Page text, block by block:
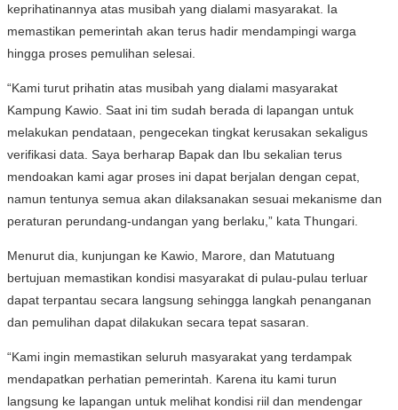
keprihatinannya atas musibah yang dialami masyarakat. Ia
memastikan pemerintah akan terus hadir mendampingi warga
hingga proses pemulihan selesai.
“Kami turut prihatin atas musibah yang dialami masyarakat
Kampung Kawio. Saat ini tim sudah berada di lapangan untuk
melakukan pendataan, pengecekan tingkat kerusakan sekaligus
verifikasi data. Saya berharap Bapak dan Ibu sekalian terus
mendoakan kami agar proses ini dapat berjalan dengan cepat,
namun tentunya semua akan dilaksanakan sesuai mekanisme dan
peraturan perundang-undangan yang berlaku,” kata Thungari.
Menurut dia, kunjungan ke Kawio, Marore, dan Matutuang
bertujuan memastikan kondisi masyarakat di pulau-pulau terluar
dapat terpantau secara langsung sehingga langkah penanganan
dan pemulihan dapat dilakukan secara tepat sasaran.
“Kami ingin memastikan seluruh masyarakat yang terdampak
mendapatkan perhatian pemerintah. Karena itu kami turun
langsung ke lapangan untuk melihat kondisi riil dan mendengar